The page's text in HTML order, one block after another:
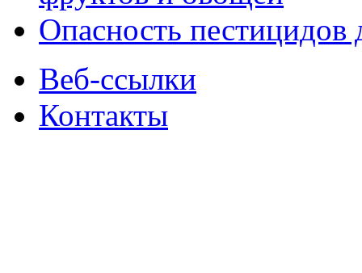
Опасность пестицидов
Веб-ссылки
Контакты